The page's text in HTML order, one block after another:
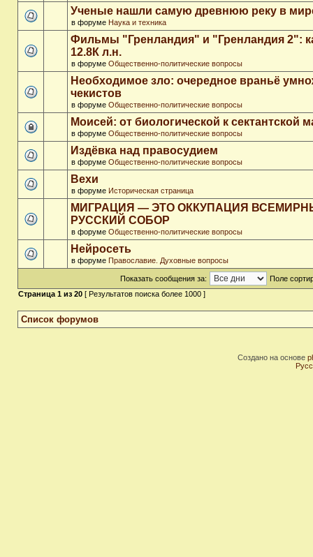
Ученые нашли самую древнюю реку в
в форуме Наука и техника
Фильмы "Гренландия" и "Гренландия 2":
12.8К л.н.
в форуме Общественно-политические вопросы
Необходимое зло: очередное враньё
чекистов
в форуме Общественно-политические вопросы
Моисей: от биологической к сектантской
в форуме Общественно-политические вопросы
Издёвка над правосудием
в форуме Общественно-политические вопросы
Вехи
в форуме Историческая страница
МИГРАЦИЯ — ЭТО ОККУПАЦИЯ
РУССКИЙ СОБОР
в форуме Общественно-политические вопросы
Нейросеть
в форуме Православие. Духовные вопросы
Показать сообщения за:
Поле
Страница 1 из 20 [ Результатов поиска более 1000 ]
Список форумов
Создано на основе